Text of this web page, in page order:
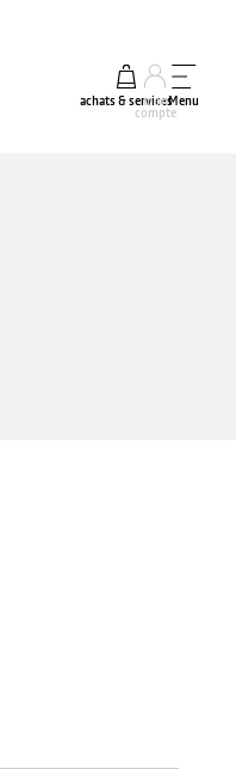
achats & services
mon
compte
Menu